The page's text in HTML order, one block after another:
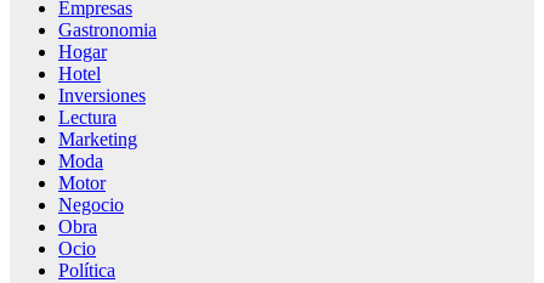
Empresas
Gastronomia
Hogar
Hotel
Inversiones
Lectura
Marketing
Moda
Motor
Negocio
Obra
Ocio
Política